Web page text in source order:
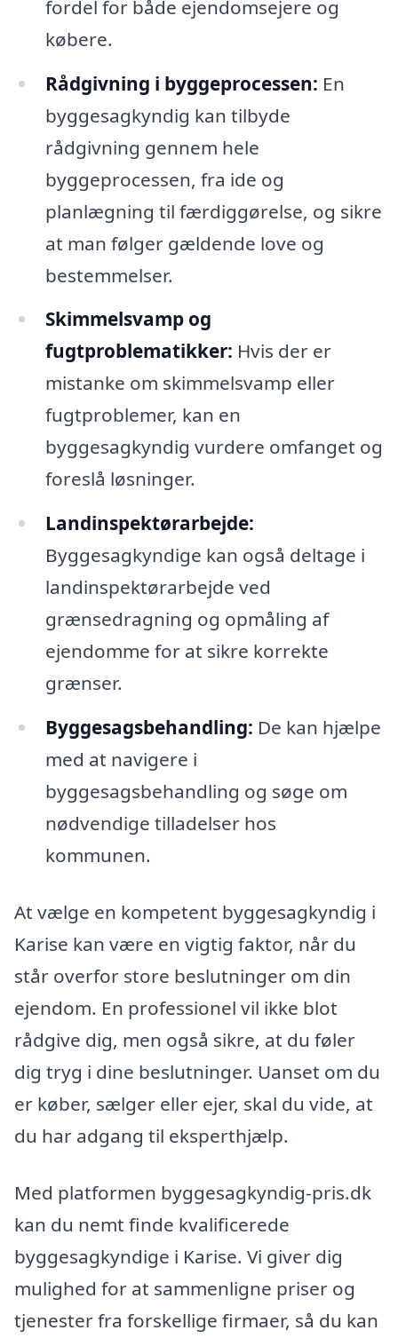
fordel for både ejendomsejere og
købere.
Rådgivning i byggeprocessen: En
byggesagkyndig kan tilbyde
rådgivning gennem hele
byggeprocessen, fra ide og
planlægning til færdiggørelse, og sikre
at man følger gældende love og
bestemmelser.
Skimmelsvamp og
fugtproblematikker: Hvis der er
mistanke om skimmelsvamp eller
fugtproblemer, kan en
byggesagkyndig vurdere omfanget og
foreslå løsninger.
Landinspektørarbejde:
Byggesagkyndige kan også deltage i
landinspektørarbejde ved
grænsedragning og opmåling af
ejendomme for at sikre korrekte
grænser.
Byggesagsbehandling: De kan hjælpe
med at navigere i
byggesagsbehandling og søge om
nødvendige tilladelser hos
kommunen.
At vælge en kompetent byggesagkyndig i
Karise kan være en vigtig faktor, når du
står overfor store beslutninger om din
ejendom. En professionel vil ikke blot
rådgive dig, men også sikre, at du føler
dig tryg i dine beslutninger. Uanset om du
er køber, sælger eller ejer, skal du vide, at
du har adgang til eksperthjælp.
Med platformen byggesagkyndig-pris.dk
kan du nemt finde kvalificerede
byggesagkyndige i Karise. Vi giver dig
mulighed for at sammenligne priser og
tjenester fra forskellige firmaer, så du kan